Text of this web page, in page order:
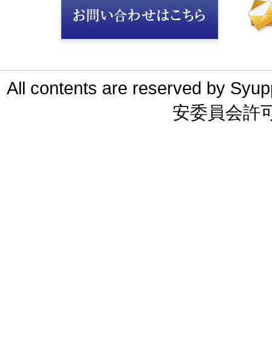
All contents are reserved by
安委員会許